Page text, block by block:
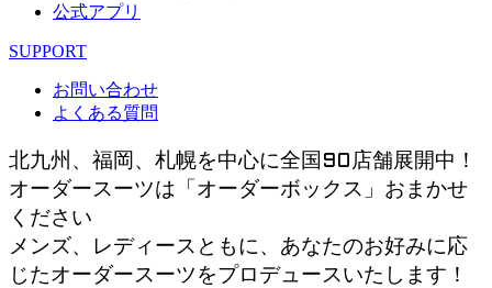
公式アプリ
SUPPORT
お問い合わせ
よくある質問
北九州、福岡、札幌を中心に全国90店舗展開中！
オーダースーツは「オーダーボックス」おまかせ
ください
メンズ、レディースともに、あなたのお好みに応
じたオーダースーツをプロデュースいたします！